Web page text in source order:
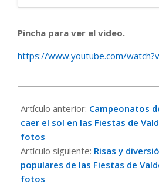
Pincha para ver el video.
https://www.youtube.com/
08-
14
Artículo anterior: Campeonatos
caer el sol en las Fiestas de
fotos
Artículo siguiente: Risas y
populares de las Fiestas de
fotos